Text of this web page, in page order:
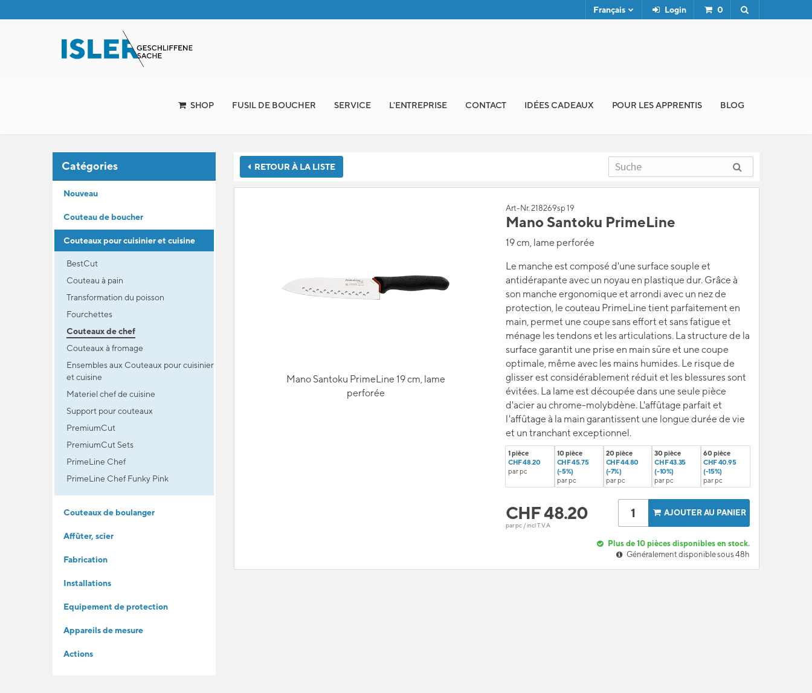
Login 0
Français
SHOP FUSIL DE BOUCHER SERVICE L'ENTREPRISE CONTACT IDÉES CADEAUX POUR LES APPRENTIS BLOG
Catégories
Nouveau
Couteau de boucher
Couteaux pour cuisinier et cuisine
BestCut
Couteau à pain
Transformation du poisson
Fourchettes
Couteaux de chef
Couteaux à fromage
Ensembles aux Couteaux pour cuisinier
et cuisine
Materiel chef de cuisine
Support pour couteaux
PremiumCut
PremiumCut Sets
PrimeLine Chef
PrimeLine Chef Funky Pink
Couteaux de boulanger
Affûter, scier
Fabrication
Installations
Equipement de protection
Appareils de mesure
Actions
RETOUR À LA LISTE
Mano Santoku PrimeLine 19 cm, lame
perforée
Art-Nr. 218269sp 19
Mano Santoku PrimeLine
19 cm, lame perforée
Le manche est composé d'une surface souple et
antidérapante avec un noyau en plastique dur. Grâce à
son manche ergonomique et arrondi avec un nez de
protection, le couteau PrimeLine tient parfaitement en
main, permet une coupe sans effort et sans fatigue et
ménage les tendons et les articulations. La structure de la
surface garantit une prise en main sûre et une coupe
optimale, même avec les mains humides. Le risque de
glisser est considérablement réduit et les blessures sont
évitées. La lame est découpée dans une seule pièce
d'acier au chrome-molybdène. L'affûtage parfait et
l'affûtage à la main garantissent une longue durée de vie
et un tranchant exceptionnel.
1 pièce
CHF 48.20
par pc
10 pièce
CHF 45.75
(-5%)
par pc
20 pièce
CHF 44.80
(-7%)
par pc
30 pièce
CHF 43.35
(-10%)
par pc
60 pièce
CHF 40.95
(-15%)
par pc
CHF48.20
par pc / incl T.V.A
AJOUTER AU PANIER
Plus de 10 pièces disponibles en stock.
Généralement disponible sous 48h